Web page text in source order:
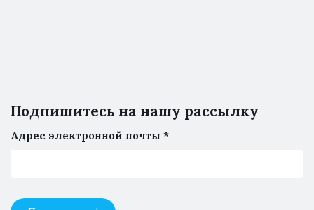
Подпишитесь на нашу рассылку
Адрес электронной почты *